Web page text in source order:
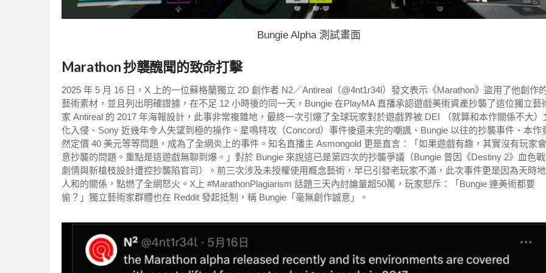
Bungie Alpha 測試畫面
Marathon 抄襲醜聞的致命打擊
2025 年 5 月 16 日，X 上的一位蘇格蘭獨立 2D 創作者 N2／Antireal（@4nt1r34l）發文表示《Marathon》盜用了他創作
藝術素材，並且列出明確證據，在不足 12 小時後的同一天，Bungie 在PlayMA 直播承認遊戲美術資產抄襲了這位獨立藝
家 Antireal 的 2017 年海報設計，此事非常複雜地，最終一次引爆了全球玩家對於遊戲界被 DEI （就算和本作關係不大）
化入侵、Sony 近幾年令人失望到極的操作、星鳴特攻（Concord）事件後還未完的嘲諷、Bungie 以往的抄襲事件、本作
然定價 40 美元等等問題，成為了全網炎上的事件。知名直播主 Asmongold 更是直言：「如果遊戲有趣，其實沒有玩家
意抄襲的問題。重點是這遊戲無聊到爆。」對於 Bungie 來說這已是第四次的抄襲爭議（Bungie 曾因《Destiny 2》血色
劇情與新槍枝設計遭控抄襲陷官司）。前三次涉及未授權使用概念藝術，早已引發老玩家不滿，此次事件更是因為天時地
人和的關係，點燃了全網怒火。X上 #MarathonPlagiarism 話題三天內討論量超50萬，玩家怒斥：「Bungie 連美術都要
偷？」獨立藝術家群體也在 Reddit 發起抵制，稱 Bungie「毫無創作誠意」。